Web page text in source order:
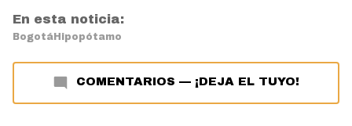
En esta noticia:
BogotáHipopótamo
COMENTARIOS — ¡DEJA EL TUYO!